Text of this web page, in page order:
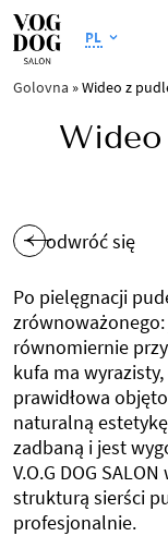
PL
Golovna »Wideo z
odwróć się
Po pielęgnacji
równomiernie
kufa ma
prawidłowa
naturalną
zadbaną i jest
V.O.G DOG
strukturą sierści
profesjonalnie.